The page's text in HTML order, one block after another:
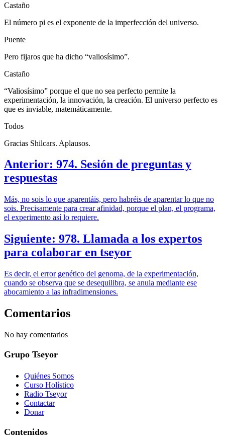
Castaño
El número pi es el exponente de la imperfección del universo.
Puente
Pero fijaros que ha dicho “valiosísimo”.
Castaño
“Valiosísimo” porque el que no sea perfecto permite la
experimentación, la innovación, la creación. El universo perfecto es
que es inviable, matemáticamente.
Todos
Gracias Shilcars. Aplausos.
Anterior: 974. Sesión de preguntas y
respuestas
Más, no sois lo que aparentáis, pero habréis de aparentar lo que no
sois. Precisamente para crear afinidad, porque el plan, el programa,
el experimento así lo requiere.
Siguiente: 978. Llamada a los expertos
para colaborar en tseyor
Es decir, el error genético del genoma, de la experimentación,
cuando se observa que se desequilibra, se anula mediante ese
abocamiento a las infradimensiones.
Comentarios
No hay comentarios
Grupo Tseyor
Quiénes Somos
Curso Holístico
Radio Tseyor
Contactar
Donar
Contenidos